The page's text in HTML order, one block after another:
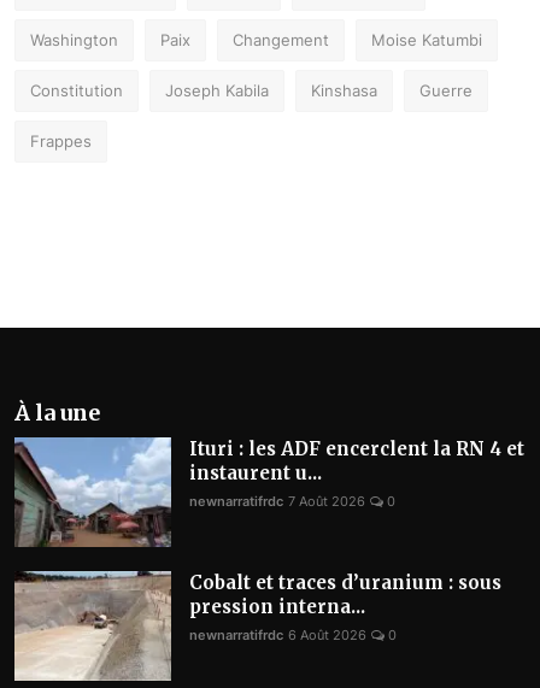
Washington Paix Changement Moise Katumbi
Constitution Joseph Kabila Kinshasa Guerre
Frappes
À la une
Ituri : les ADF encerclent la RN 4 et
instaurent u...
newnarratifrdc 7 Août 2026 0
Cobalt et traces d’uranium : sous
pression interna...
newnarratifrdc 6 Août 2026 0